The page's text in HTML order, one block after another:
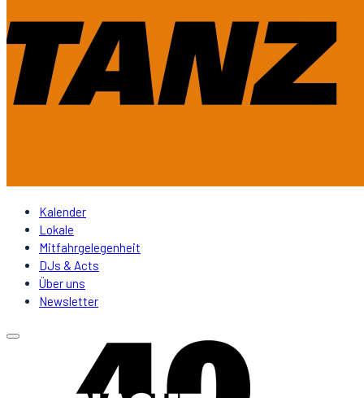
Kalender
Lokale
Mitfahrgelegenheit
DJs & Acts
Über uns
Newsletter